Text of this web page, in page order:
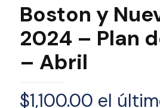
Boston y
2024 – Plan
– Abril
$1,100.00 el